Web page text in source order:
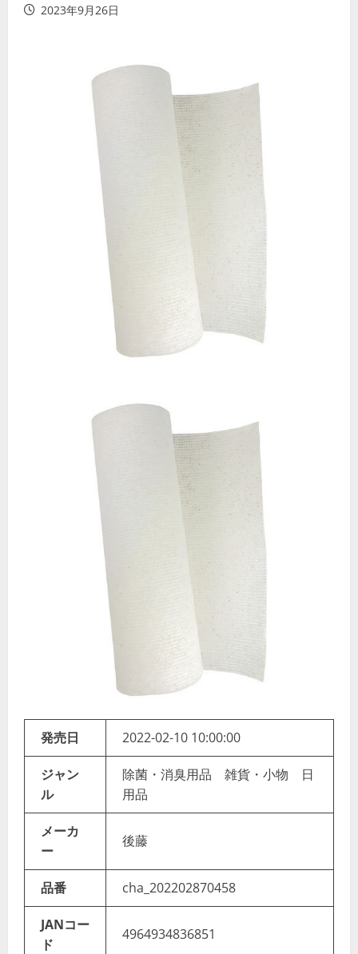
2023年9月26日
発売日 2022-02-10 10:00:00
ジャン
ル
除菌・消臭用品 雑貨・小物 日
用品
メーカ
ー
後藤
品番 cha_202202870458
JANコー
ド
4964934836851